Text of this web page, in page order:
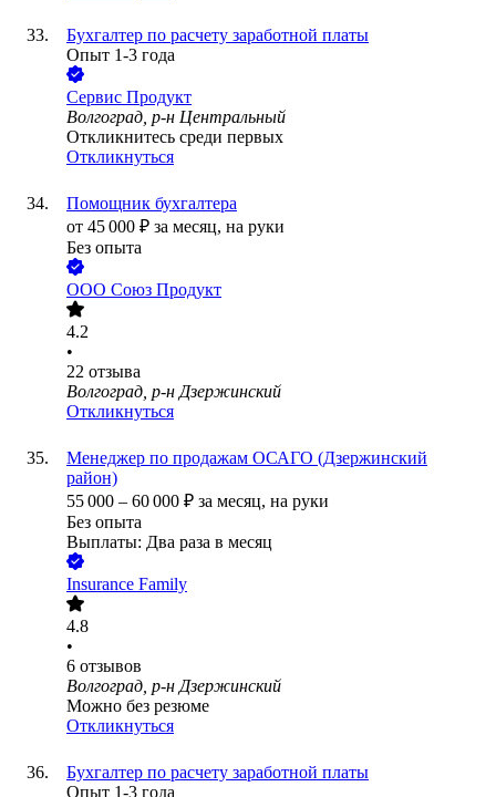
Бухгалтер по расчету заработной платы
Опыт 1-3 года
Сервис Продукт
Волгоград, р-н Центральный
Откликнитесь среди первых
Откликнуться
Помощник бухгалтера
от 45 000 ₽ за месяц, на руки
Без опыта
ООО Союз Продукт
4.2
•
22 отзыва
Волгоград, р-н Дзержинский
Откликнуться
Менеджер по продажам ОСАГО (Дзержинский
район)
55 000 – 60 000 ₽ за месяц, на руки
Без опыта
Выплаты: Два раза в месяц
Insurance Family
4.8
•
6 отзывов
Волгоград, р-н Дзержинский
Можно без резюме
Откликнуться
Бухгалтер по расчету заработной платы
Опыт 1-3 года